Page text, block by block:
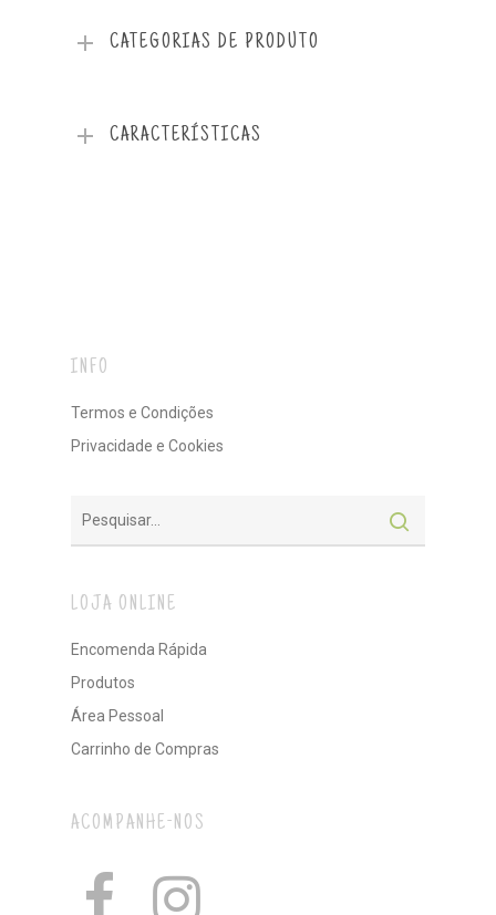
CATEGORIAS DE PRODUTO
CARACTERÍSTICAS
INFO
Termos e Condições
Privacidade e Cookies
LOJA ONLINE
Encomenda Rápida
Produtos
Área Pessoal
Carrinho de Compras
ACOMPANHE-NOS